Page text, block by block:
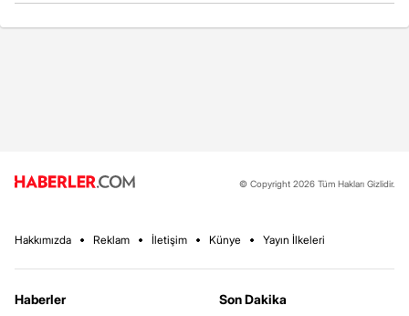
© Copyright 2026 Tüm Hakları Gizlidir.
Hakkımızda Reklam İletişim Künye Yayın İlkeleri
Haberler
Son Dakika